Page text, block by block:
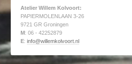
Atelier Willem Kolvoort:
PAPIERMOLENLAAN 3-26
9721 GR Groningen
M : 06 - 42252879
E:info@willemkolvoort.nl